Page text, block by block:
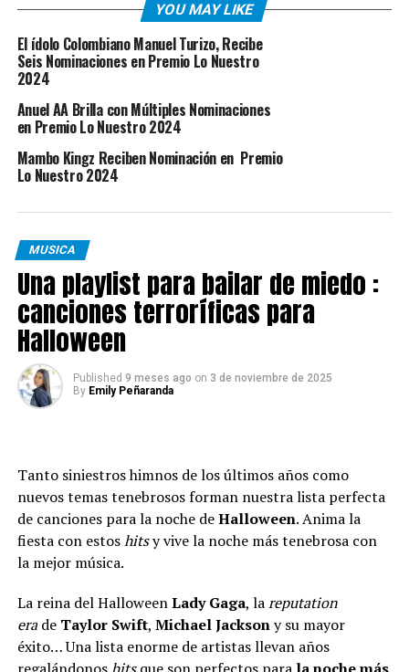
Mezcla
Perfecta del
Año» por su
colaboración
en el tema “Como el Viento” junto a Luis R Conriquez,
una fusión de ritmos que ha conquistado las listas de
éxitos. Además, compite por la «Canción del Año
Pop/Urbano/Dance» con “Celular”, un hit en
resonado en las pistas de baile a nivel mundial.
La ceremonia anual de Premio Lo Nuestro, que se ha
convertido en un evento icónico para celebrar la música
latina, promete ser un espectáculo deslumbrante. Este
año, la gala será transmitida desde la vibrante ciudad de
Miami por la cadena Univisión, el próximo 22 de febrero.
La ocasión servirá para reconocer a los artistas más
destacados del año en la industria musical latina.
única para apoyar a su
ídolo votando por él a
través del portal
YOU MAY LIKE
El ídolo Colombiano Manuel Turizo, Recibe
Seis Nominaciones en Premio Lo Nuestro
2024
Anuel AA Brilla con Múltiples Nominaciones
en Premio Lo Nuestro 2024
Mambo Kingz Reciben Nominación en Premio
Lo Nuestro 2024
MUSICA
Una playlist para bailar de miedo :
canciones terroríficas para
Halloween
Published 9 meses ago on 3 de noviembre de 2025
By Emily Peñaranda
Tanto siniestros himnos de los últimos años como
nuevos temas tenebrosos forman nuestra lista perfecta
de canciones para la noche deHalloween. Anima la
fiesta con estoshitsy vive la noche más tenebrosa con
la mejor música.
La reina del HalloweenLady Gaga, lareputation
erade Taylor Swift, Michael Jacksony su mayor
éxito… Una lista enorme de artistas llevan años